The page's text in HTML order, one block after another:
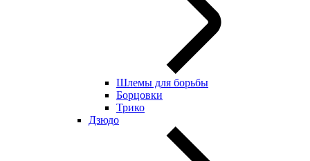
Шлемы для борьбы
Борцовки
Трико
Дзюдо